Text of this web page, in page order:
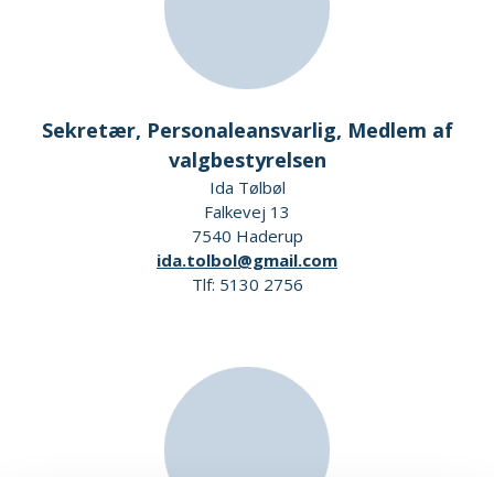
Sekretær, Personaleansvarlig, Medlem af
valgbestyrelsen
Ida Tølbøl
Falkevej 13
7540 Haderup
ida.tolbol@gmail.com
Tlf: 5130 2756